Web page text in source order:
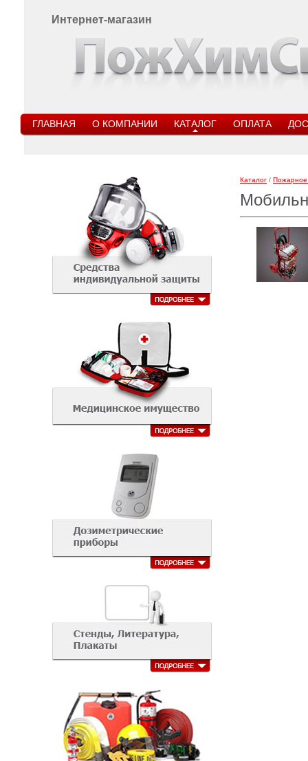
Интернет-магазин
ГЛАВНАЯ О КОМПАНИИ КАТАЛОГ ОПЛАТА
Каталог / Пожарное